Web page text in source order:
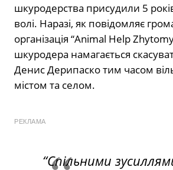
шкуродерства присудили 5
волі. Наразі, як повідомляє
організація “Animal Help
шкуродера намагається
Денис Дерипаско тим часом
містом та селом.
РЕКЛАМА
“Спільними